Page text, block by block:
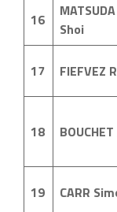
16
MATSUDA
Shoi
17 FIEFVEZ
18
19 CARR